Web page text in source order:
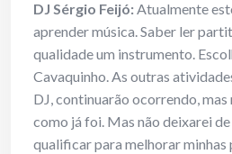
DJ Sérgio Feijó:Atualmente
aprender música. Saber ler
qualidade um instrumento.
Cavaquinho. As outras
DJ, continuarão ocorrendo,
como já foi. Mas não deixarei
qualificar para melhorar minhas